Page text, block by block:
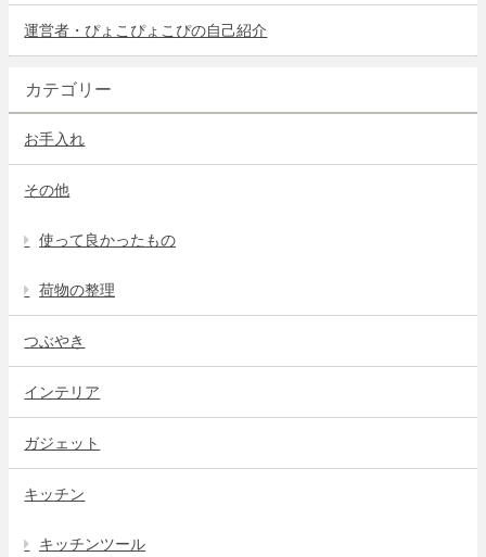
運営者・ぴょこぴょこぴの自己紹介
カテゴリー
お手入れ
その他
使って良かったもの
荷物の整理
つぶやき
インテリア
ガジェット
キッチン
キッチンツール